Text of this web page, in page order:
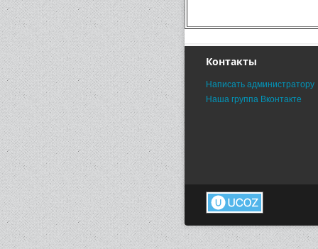
Контакты
Написать администратору
Наша группа Вконтакте